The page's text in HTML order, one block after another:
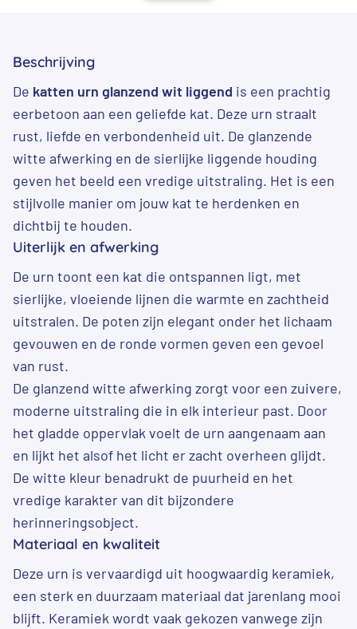
Beschrijving
De katten urn glanzend wit liggend is een prachtig
eerbetoon aan een geliefde kat. Deze urn straalt
rust, liefde en verbondenheid uit. De glanzende
witte afwerking en de sierlijke liggende houding
geven het beeld een vredige uitstraling. Het is een
stijlvolle manier om jouw kat te herdenken en
dichtbij te houden.
Uiterlijk en afwerking
De urn toont een kat die ontspannen ligt, met
sierlijke, vloeiende lijnen die warmte en zachtheid
uitstralen. De poten zijn elegant onder het lichaam
gevouwen en de ronde vormen geven een gevoel
van rust.
De glanzend witte afwerking zorgt voor een zuivere,
moderne uitstraling die in elk interieur past. Door
het gladde oppervlak voelt de urn aangenaam aan
en lijkt het alsof het licht er zacht overheen glijdt.
De witte kleur benadrukt de puurheid en het
vredige karakter van dit bijzondere
herinneringsobject.
Materiaal en kwaliteit
Deze urn is vervaardigd uit hoogwaardig keramiek,
een sterk en duurzaam materiaal dat jarenlang mooi
blijft. Keramiek wordt vaak gekozen vanwege zijn